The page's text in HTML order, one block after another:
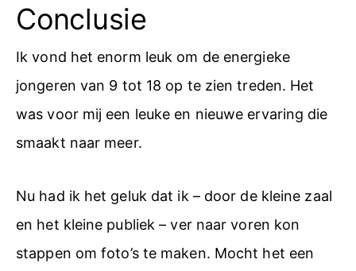
Conclusie
Ik vond het enorm leuk om de energieke
jongeren van 9 tot 18 op te zien treden. Het
was voor mij een leuke en nieuwe ervaring die
smaakt naar meer.
Nu had ik het geluk dat ik – door de kleine zaal
en het kleine publiek – ver naar voren kon
stappen om foto’s te maken. Mocht het een